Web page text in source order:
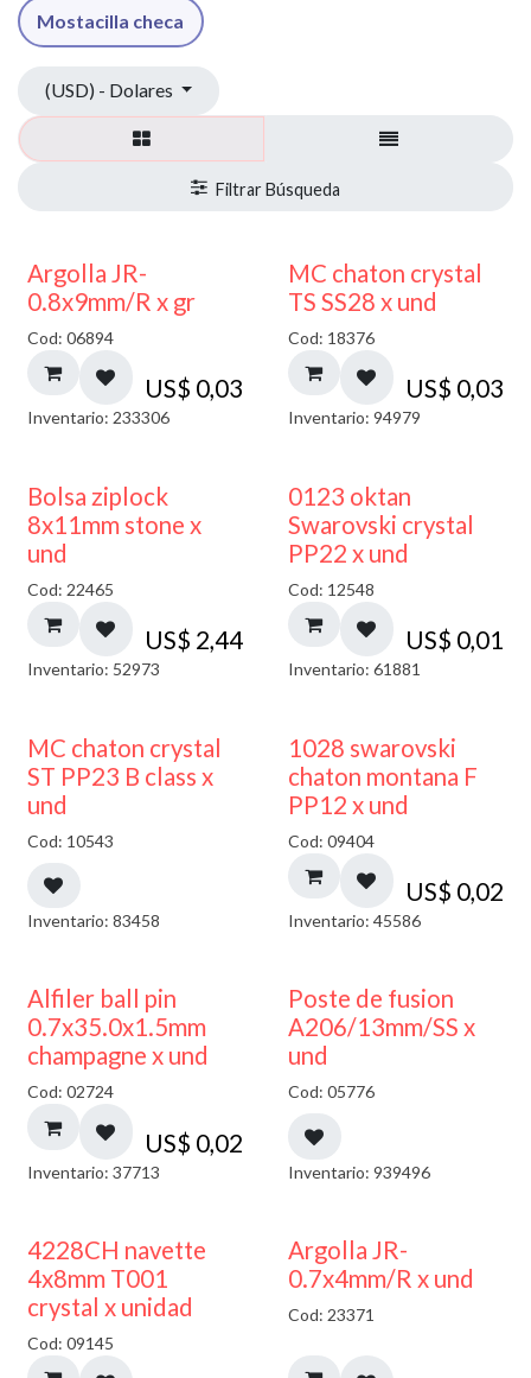
Mostacilla checa
(USD) - Dolares
Argolla JR-
0.8x9mm/R x gr
Cod: 06894
US$ 0,03
Inventario: 233306
MC chaton crystal
TS SS28 x und
Cod: 18376
US$ 0,03
Inventario: 94979
¡NUEVO!
Bolsa ziplock
8x11mm stone x
und
Cod: 22465
US$ 2,44
Inventario: 52973
0123 oktan
Swarovski crystal
PP22 x und
Cod: 12548
US$ 0,01
Inventario: 61881
MC chaton crystal
ST PP23 B class x
und
Cod: 10543
Inventario: 83458
1028 swarovski
chaton montana F
PP12 x und
Cod: 09404
US$ 0,02
Inventario: 45586
Alfiler ball pin
0.7x35.0x1.5mm
champagne x und
Cod: 02724
US$ 0,02
Inventario: 37713
Poste de fusion
A206/13mm/SS x
und
Cod: 05776
Inventario: 939496
4228CH navette
4x8mm T001
crystal x unidad
Cod: 09145
Argolla JR-
0.7x4mm/R x und
Cod: 23371